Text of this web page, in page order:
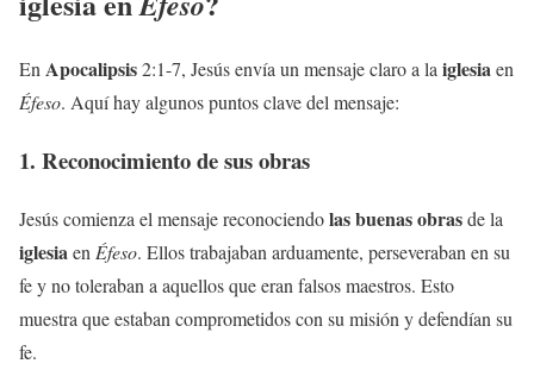
EnApocalipsis2:1-7, Jesús envía un mensaje claro a laiglesiaen
Éfeso. Aquí hay algunos puntos clave del mensaje:
1. Reconocimiento de sus obras
Jesús comienza el mensaje reconociendolas buenas obrasde la
iglesiaen Éfeso. Ellos trabajaban arduamente, perseveraban en su
fe y no toleraban a aquellos que eran falsos maestros. Esto
muestra que estaban comprometidos con su misión y defendían su
fe.